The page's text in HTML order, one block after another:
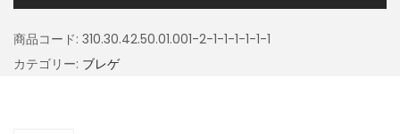
商品コード: 310.30.42.50.01.001-2-1-1-1-1-1-1
カテゴリー: ブレゲ